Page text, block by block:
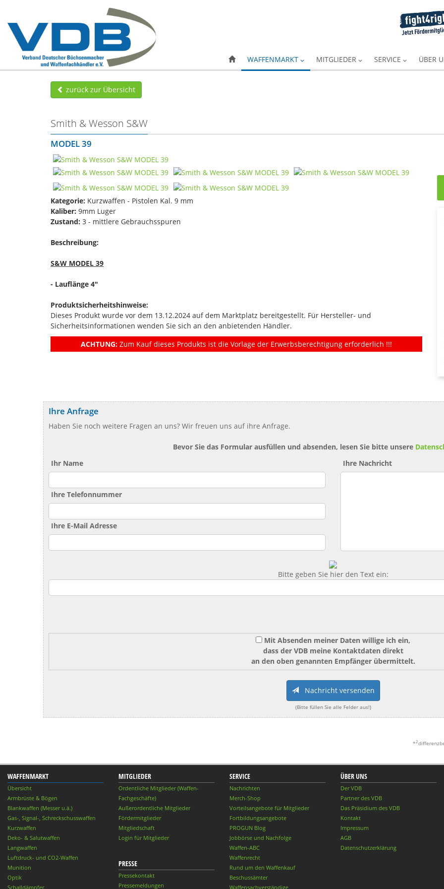
WAFFENMARKT MITGLIEDER SERVICE ÜBER
zurück zur Übersicht
Smith & Wesson S&W
MODEL 39
Kategorie: Kurzwaffen - Pistolen Kal. 9 mm
Kaliber: 9mm Luger
Zustand: 3 - mittlere Gebrauchsspuren
Beschreibung:
S&W MODEL 39
- Lauflänge 4"
Produktsicherheitshinweise:
Dieses Produkt wurde vor dem 13.12.2024 auf dem Marktplatz bereitgestellt. Für Hersteller- und
Sicherheitsinformationen wenden Sie sich an den anbietenden Händler.
ACHTUNG: Zum Kauf dieses Produkts ist die Vorlage der Erwerbsberechtigung erforderlich !!!
Ihre Anfrage
Haben Sie noch weitere Fragen an uns? Wir freuen uns auf ihre Anfrage.
Bevor Sie das Formular ausfüllen und absenden, lesen Sie bitte unsere
Ihr Name
Ihre Telefonnummer
Ihre E-Mail Adresse
Ihre Nachricht
Bitte geben Sie hier den Text ein:
Mit Absenden meiner Daten willige ich ein,
dass der VDB meine Kontaktdaten direkt
an den oben genannten Empfänger übermittelt.
Nachricht versenden
(Bitte füllen Sie alle Felder aus!)
*2
WAFFENMARKT
Übersicht
Armbrüste & Bögen
Blankwaffen (Messer u.ä.)
Gas-, Signal-, Schreckschusswaffen
Kurzwaffen
Deko- & Salutwaffen
Langwaffen
Luftdruck- und CO2-Waffen
Munition
Optik
Schalldämpfer
MITGLIEDER
Ordentliche Mitglieder (Waffen-
Fachgeschäfte)
Außerordentliche Mitglieder
Fördermitglieder
Mitgliedschaft
Login für Mitglieder
PRESSE
Pressekontakt
Pressemeldungen
SERVICE
Nachrichten
Merch-Shop
Vorteilsangebote für Mitglieder
Fortbildungsangebote
PROGUN Blog
Jobbörse und Nachfolge
Waffen-ABC
Waffenrecht
Rund um den Waffenkauf
Beschussämter
Waffensachverständige
ÜBER UNS
Der VDB
Partner des VDB
Das Präsidium des VDB
Kontakt
Impressum
AGB
Datenschutzerklärung